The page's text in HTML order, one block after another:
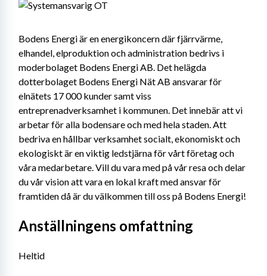
Bodens Energi är en energikoncern där fjärrvärme,
elhandel, elproduktion och administration bedrivs i
moderbolaget Bodens Energi AB. Det helägda
dotterbolaget Bodens Energi Nät AB ansvarar för
elnätets 17 000 kunder samt viss
entreprenadverksamhet i kommunen. Det innebär att vi
arbetar för alla bodensare och med hela staden. Att
bedriva en hållbar verksamhet socialt, ekonomiskt och
ekologiskt är en viktig ledstjärna för vårt företag och
våra medarbetare. Vill du vara med på vår resa och delar
du vår vision att vara en lokal kraft med ansvar för
framtiden då är du välkommen till oss på Bodens Energi!
Anställningens omfattning
Heltid